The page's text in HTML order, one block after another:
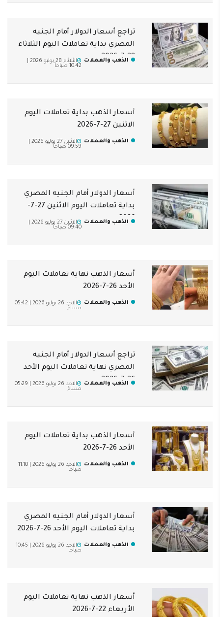
تراجع أسعار الدولار أمام الجنيه
المصري بداية تعاملات اليوم الثلاثاء
28-7-2026الذهب والعملات
الثلاثاء 28 يوليو 2026 |
10:42 صباحاً
أسعار الذهب بداية تعاملات اليوم
الاثنين 27-7-2026
الذهب والعملات
الاثنين 27 يوليو 2026 |
09:59 صباحاً
أسعار الدولار أمام الجنيه المصري
بداية تعاملات اليوم الاثنين 27-7-
2026
الذهب والعملات
الاثنين 27 يوليو 2026 |
09:40 صباحاً
أسعار الذهب نهاية تعاملات اليوم
الأحد 26-7-2026
الذهب والعملات
الاحد 26 يوليو 2026 | 05:42
مساءً
تراجع أسعار الدولار أمام الجنيه
المصري نهاية تعاملات اليوم الأحد
26-7-2026الذهب والعملات
الاحد 26 يوليو 2026 | 05:29
مساءً
أسعار الذهب بداية تعاملات اليوم
الأحد 26-7-2026
الذهب والعملات
الاحد 26 يوليو 2026 | 11:10
صباحاً
أسعار الدولار أمام الجنيه المصري
بداية تعاملات اليوم الأحد 26-7-2026
الذهب والعملات
الاحد 26 يوليو 2026 | 10:45
صباحاً
أسعار الذهب نهاية تعاملات اليوم
الأربعاء 22-7-2026